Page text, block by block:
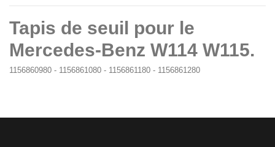
Tapis de seuil pour le
Mercedes-Benz W114 W115.
1156860980 - 1156861080 - 1156861180 - 1156861280